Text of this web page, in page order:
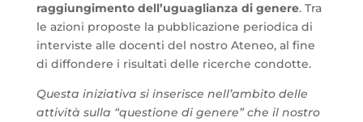
raggiungimento dell’uguaglianza di genere. Tra
le azioni proposte la pubblicazione periodica di
interviste alle docenti del nostro Ateneo, al fine
di diffondere i risultati delle ricerche condotte.
Questa iniziativa si inserisce nell’ambito delle
attività sulla “questione di genere” che il nostro